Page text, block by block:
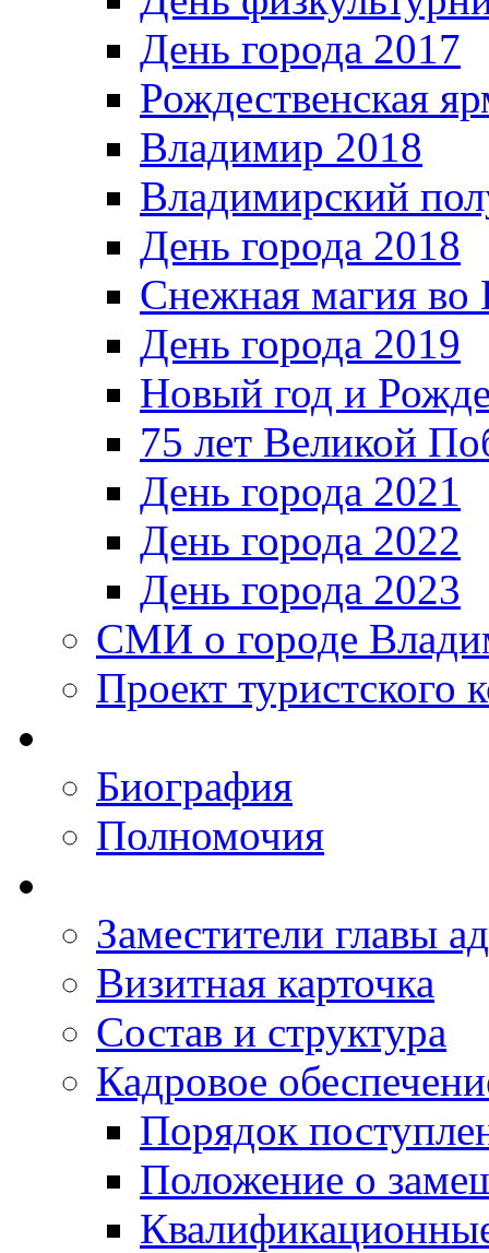
День города 2017
Рождественская
Владимир 2018
Владимирский
День города 2018
Снежная магия во
День города 2019
Новый год и
75 лет Великой
День города 2021
День города 2022
День города 2023
СМИ о городе
Проект туристского
Биография
Полномочия
Заместители главы
Визитная карточка
Состав и структура
Кадровое
Порядок
Положение о